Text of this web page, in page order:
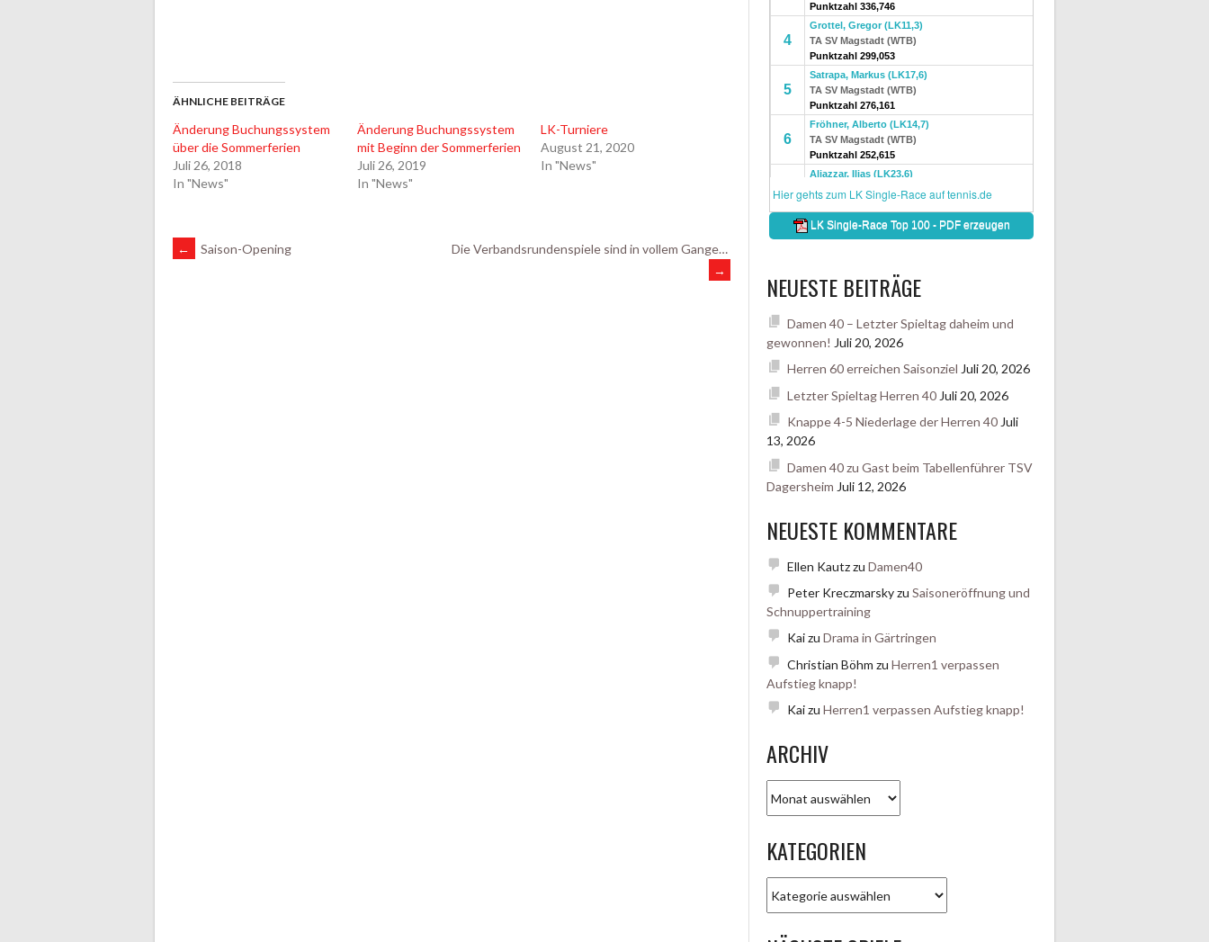
ÄHNLICHE BEITRÄGE
Änderung Buchungssystem
über die Sommerferien
Juli 26, 2018
In "News"
Änderung Buchungssystem
mit Beginn der Sommerferien
Juli 26, 2019
In "News"
LK-Turniere
August 21, 2020
In "News"
ARTIKEL-
← Saison-Opening
Die Verbandsrundenspiele sind in vollem Gange…
→
NEUESTE BEITRÄGE
Damen 40 – Letzter Spieltag daheim und
gewonnen! Juli 20, 2026
Herren 60 erreichen Saisonziel Juli 20, 2026
Letzter Spieltag Herren 40 Juli 20, 2026
Knappe 4-5 Niederlage der Herren 40 Juli
13, 2026
Damen 40 zu Gast beim Tabellenführer TSV
Dagersheim Juli 12, 2026
NEUESTE KOMMENTARE
Ellen Kautzzu Damen40
Peter Kreczmarskyzu Saisoneröffnung und
Schnuppertraining
Kaizu Drama in Gärtringen
Christian Böhm zu Herren1 verpassen
Aufstieg knapp!
Kaizu Herren1 verpassen Aufstieg knapp!
ARCHIV
KATEGORIEN